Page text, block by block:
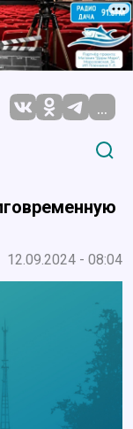
...
12.09.2024 - 08:04